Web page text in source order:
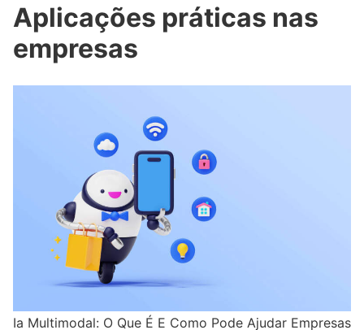
Aplicações práticas nas
empresas
Ia Multimodal: O Que É E Como Pode Ajudar Empresas